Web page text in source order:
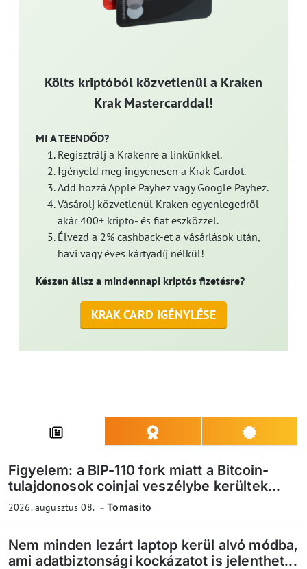
Költs kriptóból közvetlenül a Kraken
Krak Mastercarddal!
MI A TEENDŐD?
Regisztrálj a Krakenre a linkünkkel.
Igényeld meg ingyenesen a Krak Cardot.
Add hozzá Apple Payhez vagy Google Payhez.
Vásárolj közvetlenül Kraken egyenlegedről
akár 400+ kripto- és fiat eszközzel.
Élvezd a 2% cashback-et a vásárlások után,
havi vagy éves kártyadíj nélkül!
Készen állsz a mindennapi kriptós fizetésre?
KRAK CARD IGÉNYLÉSE
Figyelem: a BIP-110 fork miatt a Bitcoin-
tulajdonosok coinjai veszélybe kerültek...
2026. augusztus 08. Tomasito
Nem minden lezárt laptop kerül alvó módba,
ami adatbiztonsági kockázatot is jelenthet...